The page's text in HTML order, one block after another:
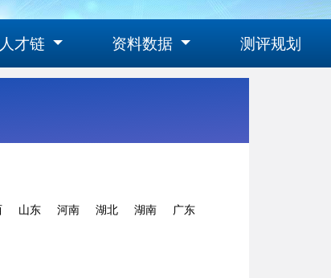
人才链 资料数据 测评规划
山东 河南 湖北 湖南
广东